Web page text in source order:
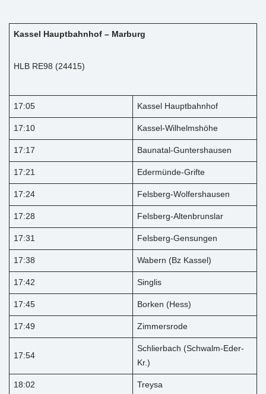
Kassel Hauptbahnhof – Marburg
HLB RE98 (24415)
17:05 Kassel Hauptbahnhof
17:10 Kassel-Wilhelmshöhe
17:17 Baunatal-Guntershausen
17:21 Edermünde-Grifte
17:24 Felsberg-Wolfershausen
17:28 Felsberg-Altenbrunslar
17:31 Felsberg-Gensungen
17:38 Wabern (Bz Kassel)
17:42 Singlis
17:45 Borken (Hess)
17:49 Zimmersrode
17:54
Schlierbach (Schwalm-Eder-
Kr.)
18:02 Treysa